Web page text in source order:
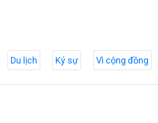
Du lịch Ký sự Vì cộng đồng